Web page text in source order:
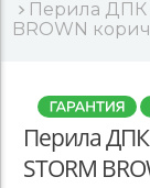
Перила ДПК
BROWN
Перила
STORM